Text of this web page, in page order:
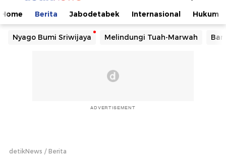
Home Berita Jabodetabek Internasional Hukum
Nyago Bumi Sriwijaya Melindungi Tuah-Marwah
ADVERTISEMENT
detikNews Berita